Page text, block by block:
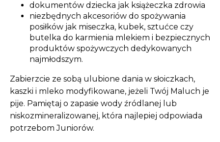
dokumentów dziecka jak książeczka zdrowia
niezbędnych akcesoriów do spożywania
posiłków jak miseczka, kubek, sztućce czy
butelka do karmienia mlekiem i bezpiecznych
produktów spożywczych dedykowanych
najmłodszym.
Zabierzcie ze sobą ulubione dania w słoiczkach,
kaszki i mleko modyfikowane, jeżeli Twój Maluch je
pije. Pamiętaj o zapasie wody źródlanej lub
niskozmineralizowanej, która najlepiej odpowiada
potrzebom Juniorów.